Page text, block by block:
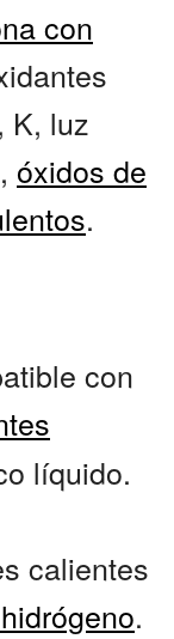
con
K, luz
óxidos de
.
con
líquido.
calientes
.